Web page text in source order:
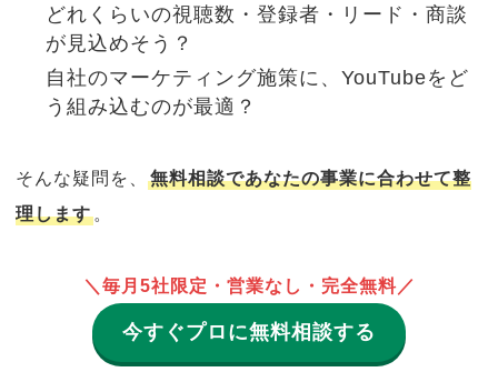
どれくらいの視聴数・登録者・リード・商談
が見込めそう？
自社のマーケティング施策に、YouTubeをど
う組み込むのが最適？
そんな疑問を、無料相談であなたの事業に合わせて整
理します 。
＼毎月5社限定・営業なし・完全無料／
今すぐプロに無料相談する